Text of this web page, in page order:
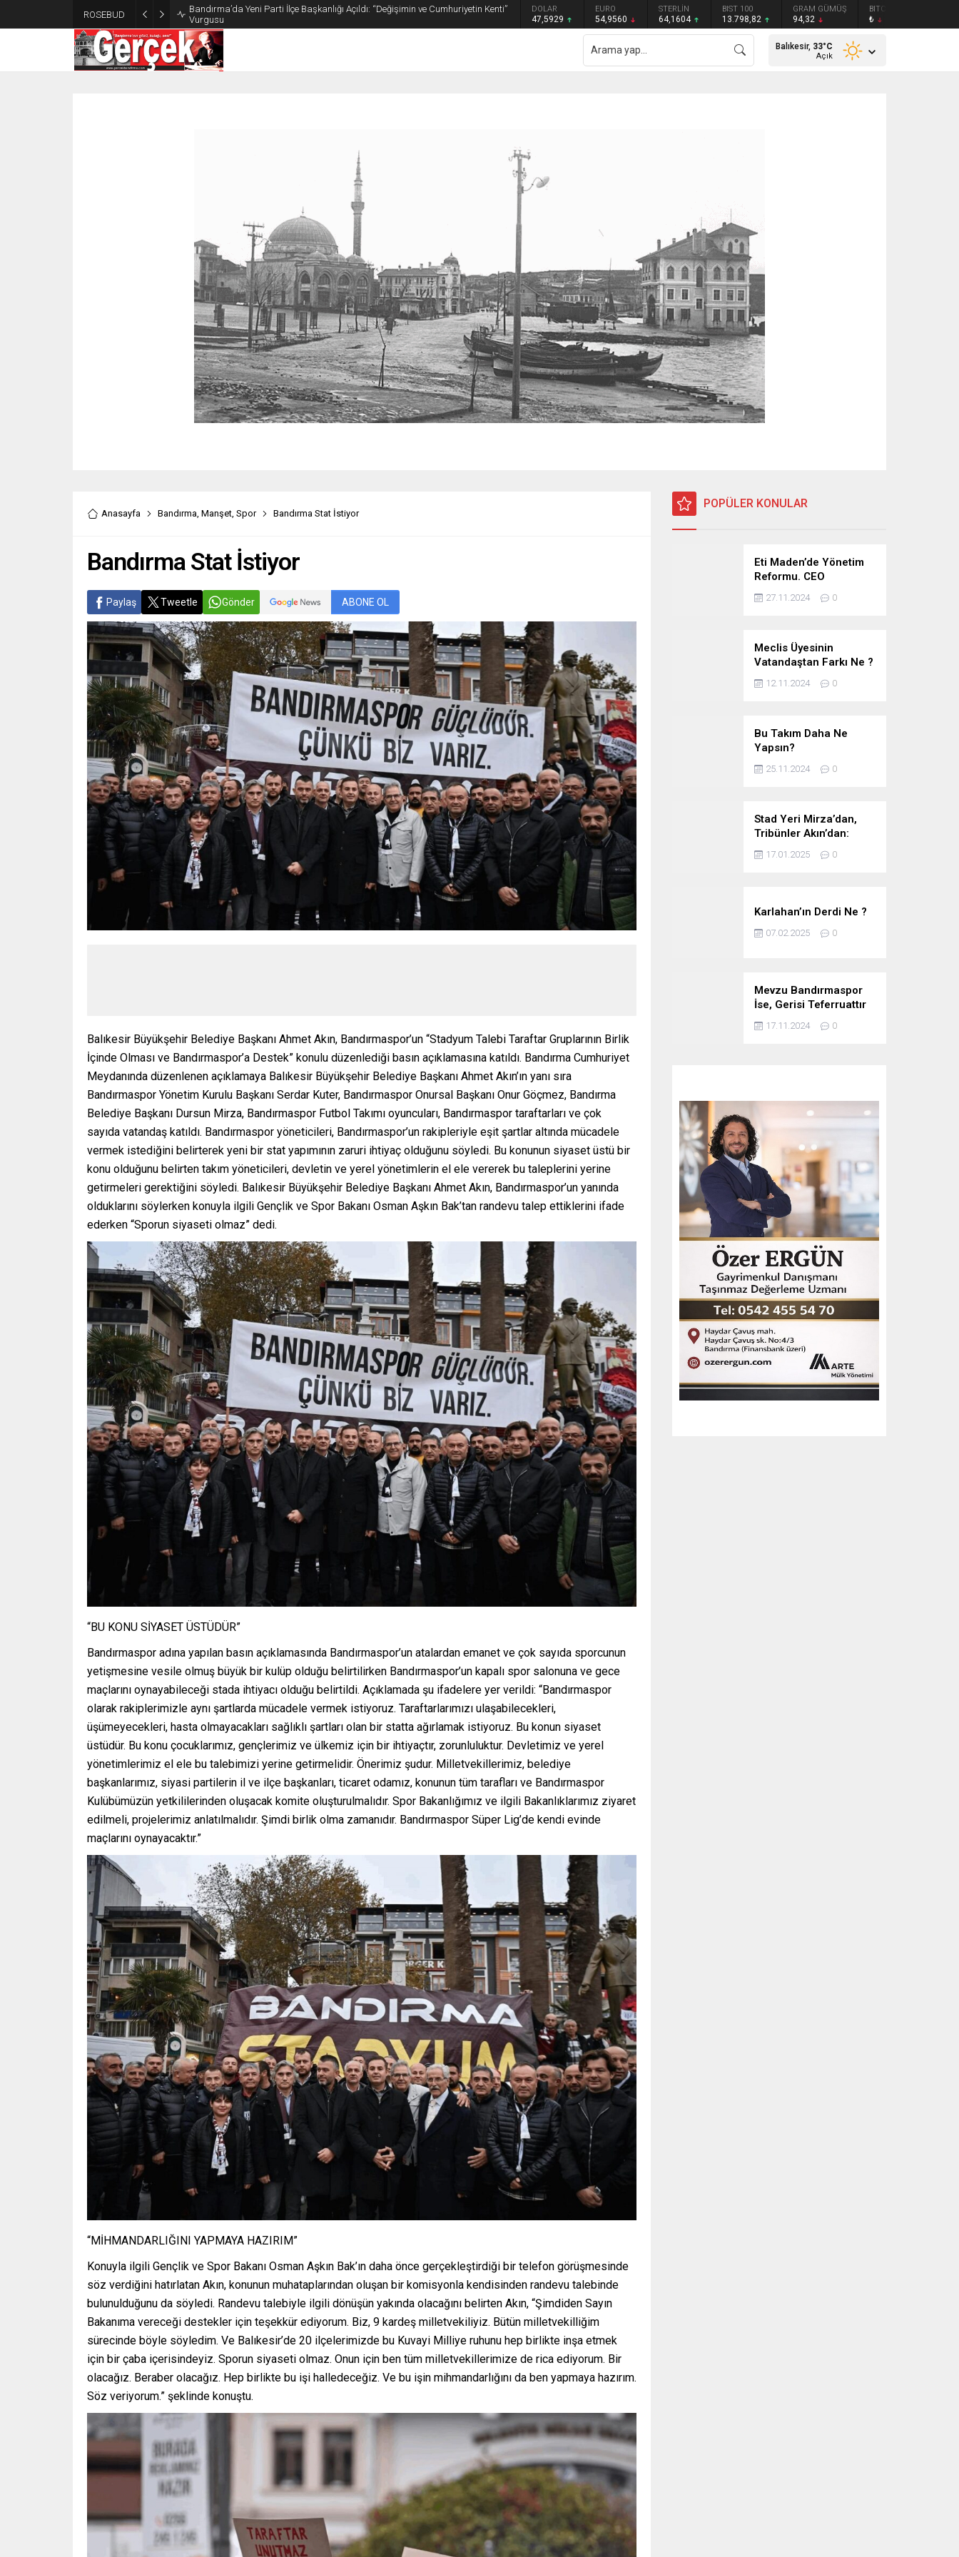
ROSEBUD
Bandırma’da Yeni Parti İlçe Başkanlığı Açıldı: “Değişimin ve Cumhuriyetin Kenti”
Vurgusu
GRAM ALTIN DOLAR
47,5929
EURO
54,9560
STERLİN
64,1604
BIST 100
13.798,82
GRAM GÜMÜŞ
94,32
BITCOIN
₺
Balıkesir, 33°C
Açık
Anasayfa Bandırma, Manşet, Spor Bandırma Stat İstiyor
Bandırma Stat İstiyor
Paylaş Tweetle Gönder ABONE OL
Balıkesir Büyükşehir Belediye Başkanı Ahmet Akın, Bandırmaspor’un “Stadyum Talebi Taraftar Gruplarının Birlik
İçinde Olması ve Bandırmaspor’a Destek” konulu düzenlediği basın açıklamasına katıldı. Bandırma Cumhuriyet
Meydanında düzenlenen açıklamaya Balıkesir Büyükşehir Belediye Başkanı Ahmet Akın’ın yanı sıra
Bandırmaspor Yönetim Kurulu Başkanı Serdar Kuter, Bandırmaspor Onursal Başkanı Onur Göçmez, Bandırma
Belediye Başkanı Dursun Mirza, Bandırmaspor Futbol Takımı oyuncuları, Bandırmaspor taraftarları ve çok
sayıda vatandaş katıldı. Bandırmaspor yöneticileri, Bandırmaspor’un rakipleriyle eşit şartlar altında mücadele
vermek istediğini belirterek yeni bir stat yapımının zaruri ihtiyaç olduğunu söyledi. Bu konunun siyaset üstü bir
konu olduğunu belirten takım yöneticileri, devletin ve yerel yönetimlerin el ele vererek bu taleplerini yerine
getirmeleri gerektiğini söyledi. Balıkesir Büyükşehir Belediye Başkanı Ahmet Akın, Bandırmaspor’un yanında
olduklarını söylerken konuyla ilgili Gençlik ve Spor Bakanı Osman Aşkın Bak’tan randevu talep ettiklerini ifade
ederken “Sporun siyaseti olmaz” dedi.
“BU KONU SİYASET ÜSTÜDÜR”
Bandırmaspor adına yapılan basın açıklamasında Bandırmaspor’un atalardan emanet ve çok sayıda sporcunun
yetişmesine vesile olmuş büyük bir kulüp olduğu belirtilirken Bandırmaspor’un kapalı spor salonuna ve gece
maçlarını oynayabileceği stada ihtiyacı olduğu belirtildi. Açıklamada şu ifadelere yer verildi: “Bandırmaspor
olarak rakiplerimizle aynı şartlarda mücadele vermek istiyoruz. Taraftarlarımızı ulaşabilecekleri,
üşümeyecekleri, hasta olmayacakları sağlıklı şartları olan bir statta ağırlamak istiyoruz. Bu konun siyaset
üstüdür. Bu konu çocuklarımız, gençlerimiz ve ülkemiz için bir ihtiyaçtır, zorunluluktur. Devletimiz ve yerel
yönetimlerimiz el ele bu talebimizi yerine getirmelidir. Önerimiz şudur. Milletvekillerimiz, belediye
başkanlarımız, siyasi partilerin il ve ilçe başkanları, ticaret odamız, konunun tüm tarafları ve Bandırmaspor
Kulübümüzün yetkililerinden oluşacak komite oluşturulmalıdır. Spor Bakanlığımız ve ilgili Bakanlıklarımız ziyaret
edilmeli, projelerimiz anlatılmalıdır. Şimdi birlik olma zamanıdır. Bandırmaspor Süper Lig’de kendi evinde
maçlarını oynayacaktır.”
“MİHMANDARLIĞINI YAPMAYA HAZIRIM”
Konuyla ilgili Gençlik ve Spor Bakanı Osman Aşkın Bak’ın daha önce gerçekleştirdiği bir telefon görüşmesinde
söz verdiğini hatırlatan Akın, konunun muhataplarından oluşan bir komisyonla kendisinden randevu talebinde
bulunulduğunu da söyledi. Randevu talebiyle ilgili dönüşün yakında olacağını belirten Akın, “Şimdiden Sayın
Bakanıma vereceği destekler için teşekkür ediyorum. Biz, 9 kardeş milletvekiliyiz. Bütün milletvekilliğim
sürecinde böyle söyledim. Ve Balıkesir’de 20 ilçelerimizde bu Kuvayi Milliye ruhunu hep birlikte inşa etmek
için bir çaba içerisindeyiz. Sporun siyaseti olmaz. Onun için ben tüm milletvekillerimize de rica ediyorum. Bir
olacağız. Beraber olacağız. Hep birlikte bu işi halledeceğiz. Ve bu işin mihmandarlığını da ben yapmaya hazırım.
Söz veriyorum.” şeklinde konuştu.
POPÜLER KONULAR
Eti Maden’de Yönetim
Reformu. CEO
Modeli’nde Kadro /
Taşeron İşçilik Ayrımı
27.11.2024 0
Meclis Üyesinin
Vatandaştan Farkı Ne ?
12.11.2024 0
Bu Takım Daha Ne
Yapsın?
25.11.2024 0
Stad Yeri Mirza’dan,
Tribünler Akın’dan:
Geriye Bakanlık Kaldı.
17.01.2025 0
Karlahan’ın Derdi Ne ?
07.02.2025 0
Mevzu Bandırmaspor
İse, Gerisi Teferruattır
17.11.2024 0